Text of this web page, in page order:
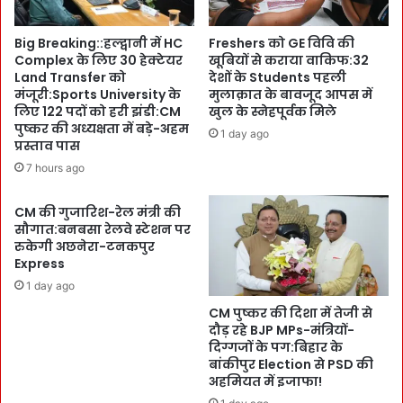
s
र
हे
गा
उ
त्स
व
-
प्रो
ल
घ
न
ला
दी
प
म
ने
लि
या
जा
य
जा
धा
म
या
Big Breaking::हल्द्वानी में HC
Complex के लिए 30 हेक्टेयर
Land Transfer को
मंजूरी:Sports University के
लिए 122 पदों को हरी झंडी:CM
पुष्कर की अध्यक्षता में बड़े-अहम
प्रस्ताव पास
7 hours ago
Freshers को GE विवि की
खूबियों से कराया वाकिफ:32
देशों के Students पहली
मुलाक़ात के बावजूद आपस में
खुल के स्नेहपूर्वक मिले
1 day ago
CM की गुजारिश-रेल मंत्री की
सौगात:बनबसा रेलवे स्टेशन पर
रुकेगी अछनेरा-टनकपुर
Express
1 day ago
CM पुष्कर की दिशा में तेजी से
दौड़ रहे BJP MPs-मंत्रियों-
दिग्गजों के पग:बिहार के
बांकीपुर Election से PSD की
अहमियत में इजाफा!